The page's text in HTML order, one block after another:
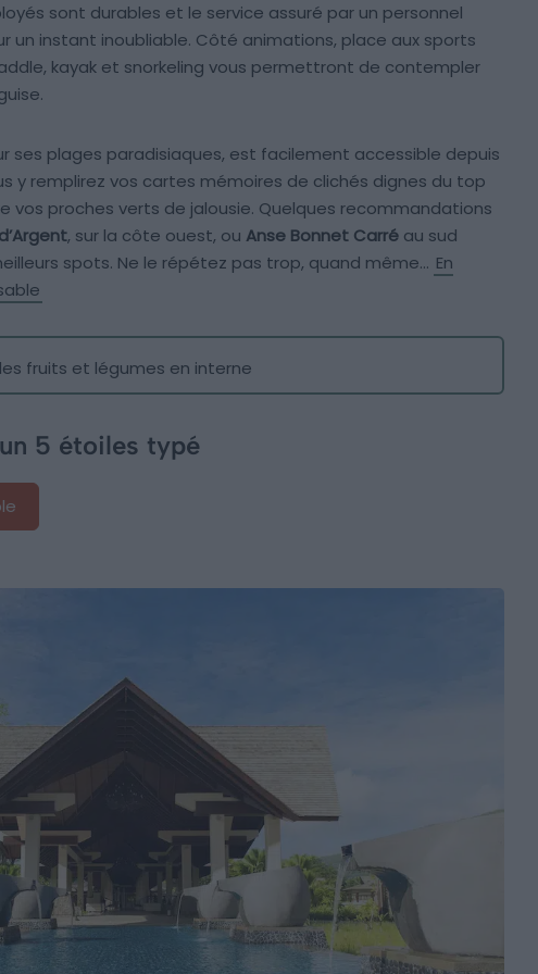
sont durables et le service assuré par un personnel
un instant inoubliable. Côté animations, place aux sports
kayak et snorkeling vous permettront de contempler
ses plages paradisiaques, est facilement accessible depuis
y remplirez vos cartes mémoires de clichés dignes du top
vos proches verts de jalousie. Quelques recommandations
, sur la côte ouest, ou Anse Bonnet Carré au sud
spots. Ne le répétez pas trop, quand même… En
fruits et légumes en interne
5 étoiles typé